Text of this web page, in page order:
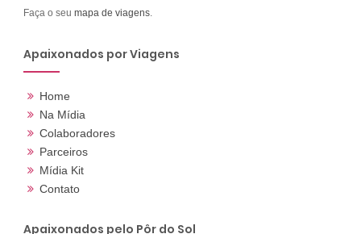
Faça o seu mapa de viagens.
Apaixonados por Viagens
Home
Na Mídia
Colaboradores
Parceiros
Mídia Kit
Contato
Apaixonados pelo Pôr do Sol